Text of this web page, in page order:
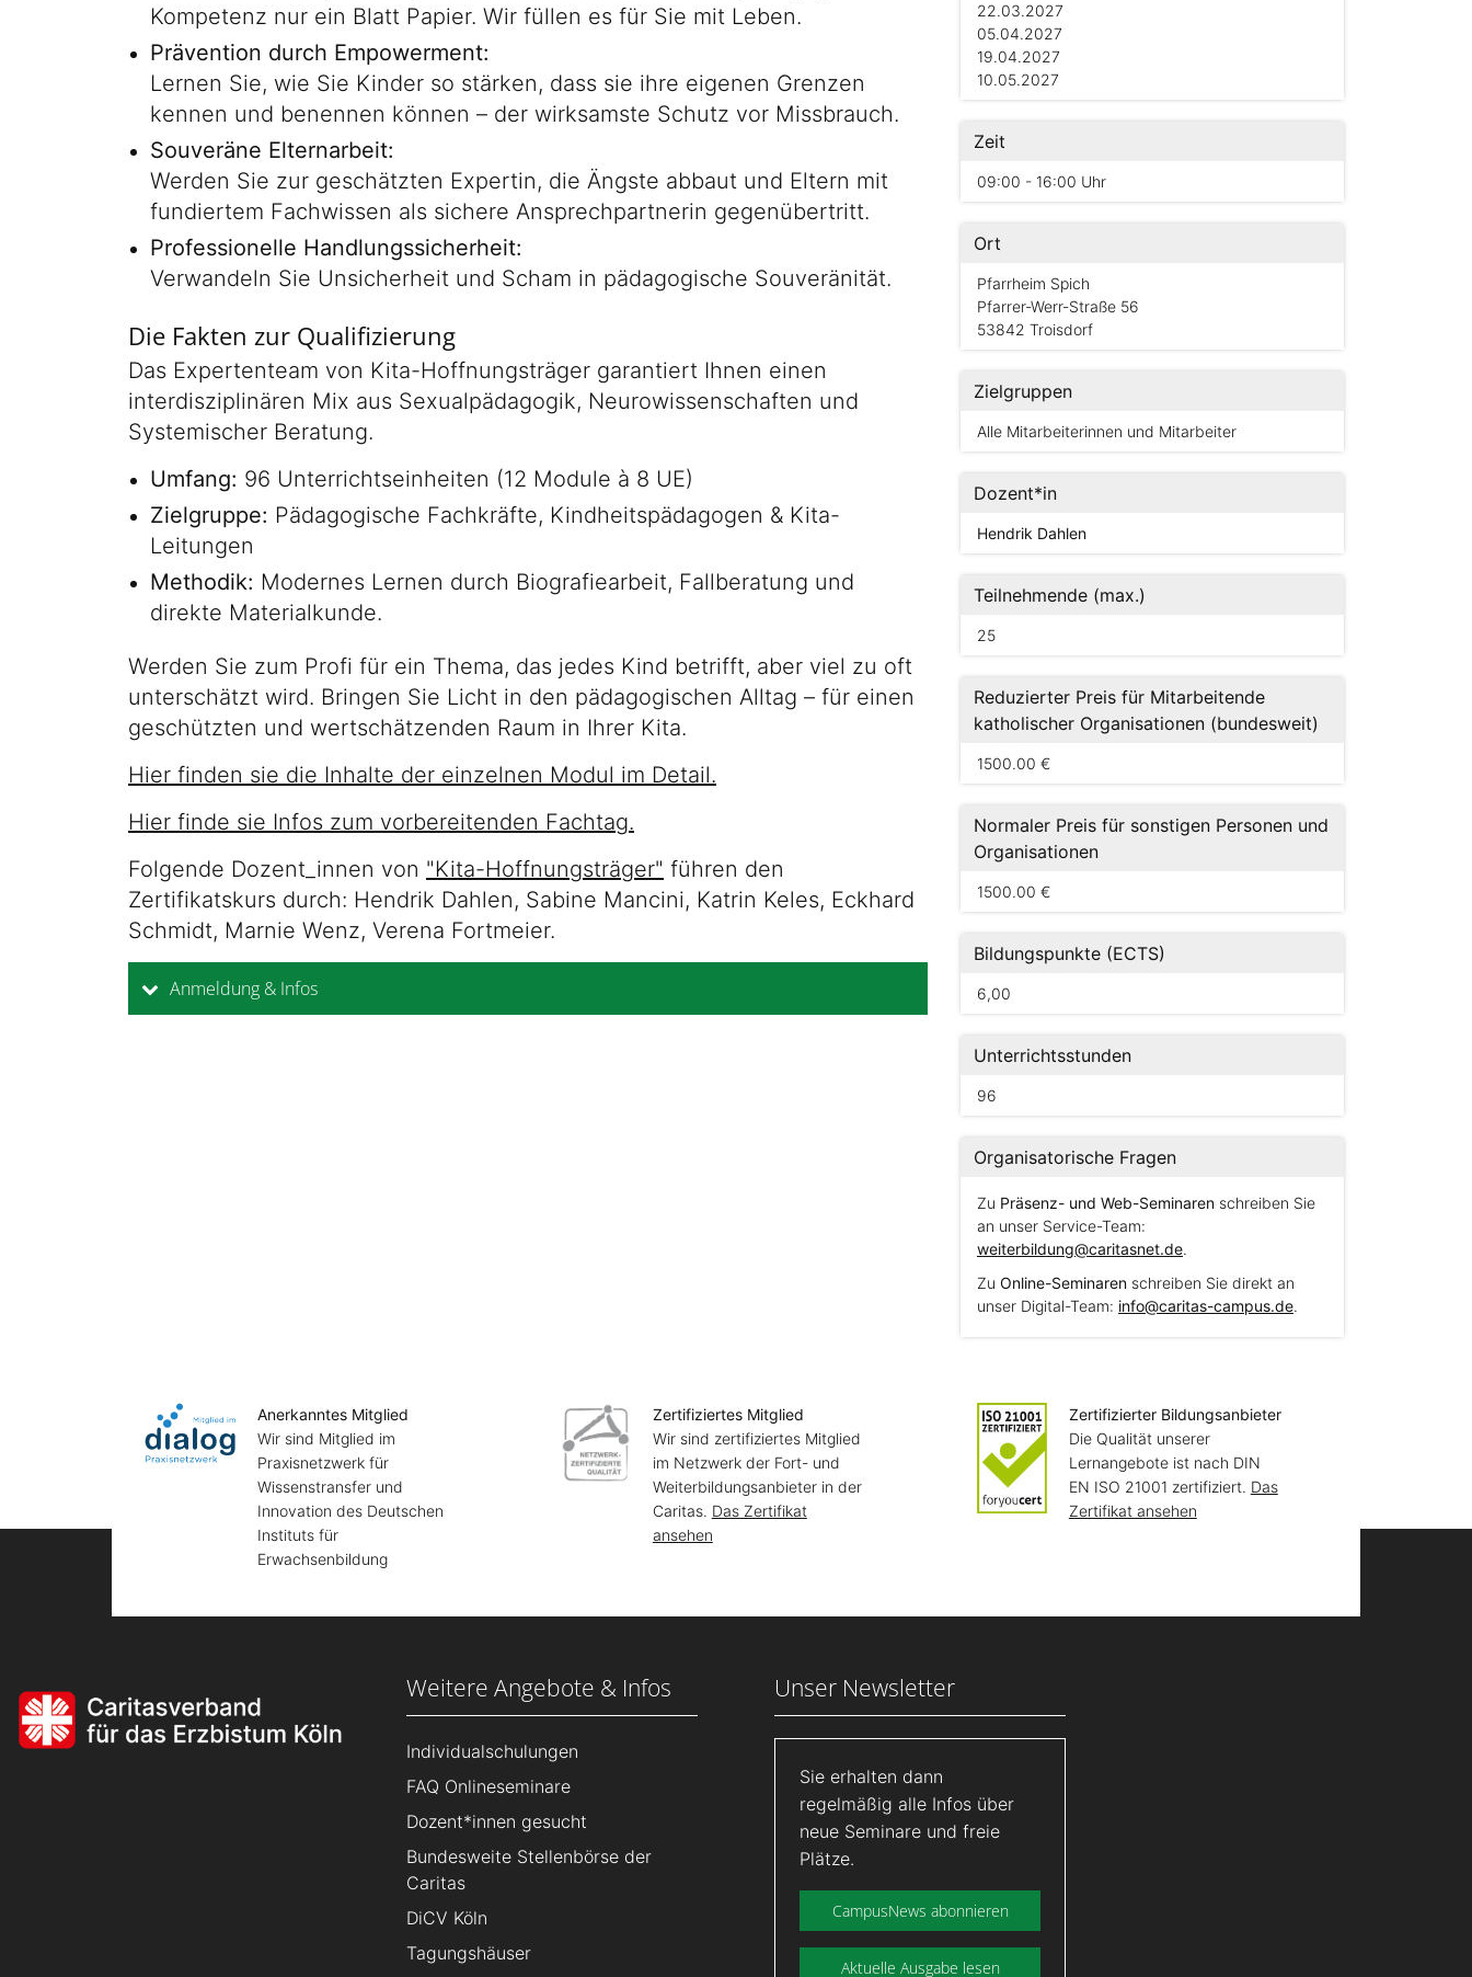
Kompetenz nur ein Blatt Papier. Wir füllen es für Sie mit Leben.
Prävention durch Empowerment:
Lernen Sie, wie Sie Kinder so stärken, dass sie ihre eigenen Grenzen
kennen und benennen können – der wirksamste Schutz vor Missbrauch.
Souveräne Elternarbeit:
Werden Sie zur geschätzten Expertin, die Ängste abbaut und Eltern mit
fundiertem Fachwissen als sichere Ansprechpartnerin gegenübertritt.
Professionelle Handlungssicherheit:
Verwandeln Sie Unsicherheit und Scham in pädagogische Souveränität.
Die Fakten zur Qualifizierung
Das Expertenteam von Kita-Hoffnungsträger garantiert Ihnen einen
interdisziplinären Mix aus Sexualpädagogik, Neurowissenschaften und
Systemischer Beratung.
Umfang: 96 Unterrichtseinheiten (12 Module à 8 UE)
Zielgruppe: Pädagogische Fachkräfte, Kindheitspädagogen & Kita-
Leitungen
Methodik: Modernes Lernen durch Biografiearbeit, Fallberatung und
direkte Materialkunde.
Werden Sie zum Profi für ein Thema, das jedes Kind betrifft, aber viel zu oft
unterschätzt wird. Bringen Sie Licht in den pädagogischen Alltag – für einen
geschützten und wertschätzenden Raum in Ihrer Kita.
Hier finden sie die Inhalte der einzelnen Modul im Detail.
Hier finde sie Infos zum vorbereitenden Fachtag.
Folgende Dozent_innen von "Kita-Hoffnungsträger" führen den
Zertifikatskurs durch: Hendrik Dahlen, Sabine Mancini, Katrin Keles, Eckhard
Schmidt, Marnie Wenz, Verena Fortmeier.
Anmeldung & Infos
22.03.2027
05.04.2027
19.04.2027
10.05.2027
Zeit
09:00 - 16:00 Uhr
Ort
Pfarrheim Spich
Pfarrer-Werr-Straße 56
53842 Troisdorf
Zielgruppen
Alle Mitarbeiterinnen und Mitarbeiter
Dozent*in
Hendrik Dahlen
Teilnehmende (max.)
25
Reduzierter Preis für Mitarbeitende
katholischer Organisationen (bundesweit)
1500.00 €
Normaler Preis für sonstigen Personen und
Organisationen
1500.00 €
Bildungspunkte (ECTS)
6,00
Unterrichtsstunden
96
Organisatorische Fragen
Zu Präsenz- und Web-Seminaren schreiben Sie
an unser Service-Team:
weiterbildung@caritasnet.de.
Zu Online-Seminaren schreiben Sie direkt an
unser Digital-Team: info@caritas-campus.de.
Anerkanntes Mitglied
Wir sind Mitglied im
Praxisnetzwerk für
Wissenstransfer und
Innovation des Deutschen
Instituts für
Erwachsenbildung
Zertifiziertes Mitglied
Wir sind zertifiziertes Mitglied
im Netzwerk der Fort- und
Weiterbildungsanbieter in der
Caritas. Das Zertifikat
ansehen
Zertifizierter Bildungsanbieter
Die Qualität unserer
Lernangebote ist nach DIN
EN ISO 21001 zertifiziert. Das
Zertifikat ansehen
Weitere Angebote & Infos
Individualschulungen
FAQ Onlineseminare
Dozent*innen gesucht
Bundesweite Stellenbörse der
Caritas
DiCV Köln
Tagungshäuser
Unser Newsletter
Sie erhalten dann
regelmäßig alle Infos über
neue Seminare und freie
Plätze.
CampusNews abonnieren
Aktuelle Ausgabe lesen